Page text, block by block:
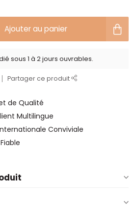
Ajouter au panier
sous 1 à 2 jours ouvrables.
Partager ce produit
de Qualité
Multilingue
Conviviale